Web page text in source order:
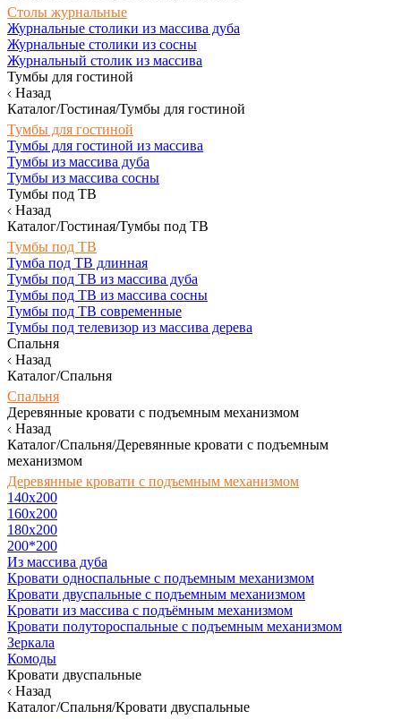
Столы журнальные
Журнальные столики из массива дуба
Журнальные столики из сосны
Журнальный столик из массива
Тумбы для гостиной
Назад
Каталог/Гостиная/Тумбы для гостиной
Тумбы для гостиной
Тумбы для гостиной из массива
Тумбы из массива дуба
Тумбы из массива сосны
Тумбы под ТВ
Назад
Каталог/Гостиная/Тумбы под ТВ
Тумбы под ТВ
Тумба под ТВ длинная
Тумбы под ТВ из массива дуба
Тумбы под ТВ из массива сосны
Тумбы под ТВ современные
Тумбы под телевизор из массива дерева
Спальня
Назад
Каталог/Спальня
Спальня
Деревянные кровати с подъемным механизмом
Назад
Каталог/Спальня/Деревянные кровати с подъемным
механизмом
Деревянные кровати с подъемным механизмом
140x200
160х200
180х200
200*200
Из массива дуба
Кровати односпальные с подъемным механизмом
Кровати двуспальные с подъемным механизмом
Кровати из массива с подъёмным механизмом
Кровати полутороспальные с подъемным механизмом
Зеркала
Комоды
Кровати двуспальные
Назад
Каталог/Спальня/Кровати двуспальные